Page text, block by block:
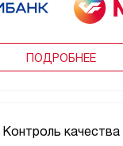
ПОДРОБНЕЕ
Контроль качества